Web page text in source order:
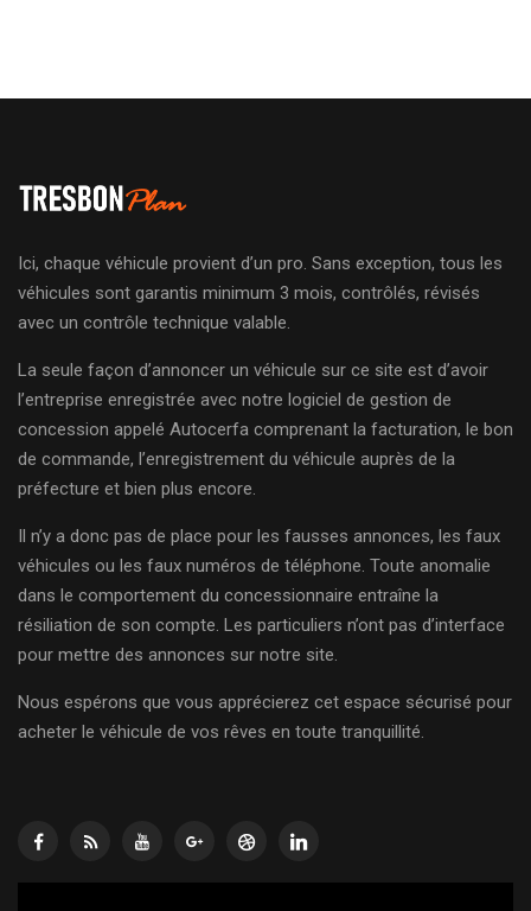
Ici, chaque véhicule provient d’un pro. Sans exception, tous les
véhicules sont garantis minimum 3 mois, contrôlés, révisés
avec un contrôle technique valable.
La seule façon d’annoncer un véhicule sur ce site est d’avoir
l’entreprise enregistrée avec notre logiciel de gestion de
concession appelé Autocerfa comprenant la facturation, le bon
de commande, l’enregistrement du véhicule auprès de la
préfecture et bien plus encore.
Il n’y a donc pas de place pour les fausses annonces, les faux
véhicules ou les faux numéros de téléphone. Toute anomalie
dans le comportement du concessionnaire entraîne la
résiliation de son compte. Les particuliers n’ont pas d’interface
pour mettre des annonces sur notre site.
Nous espérons que vous apprécierez cet espace sécurisé pour
acheter le véhicule de vos rêves en toute tranquillité.